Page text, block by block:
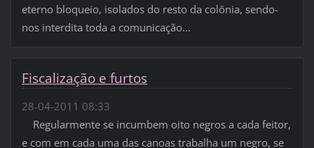
eterno bloqueio, isolados do resto da colônia, sendo-
nos interdita toda a comunicação...
Fiscalização e furtos
28-04-2011 08:33
Regularmente se incumbem oito negros a cada feitor,
e com em cada uma das canoas trabalha um negro, se